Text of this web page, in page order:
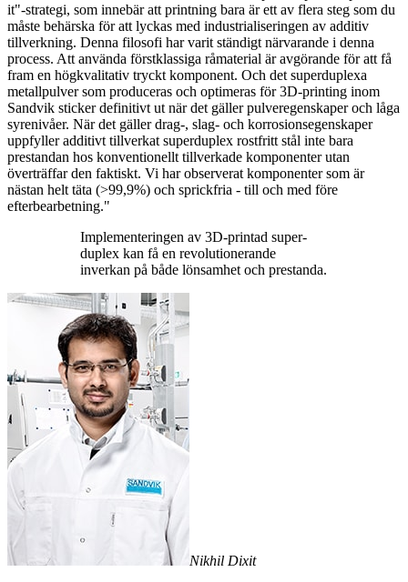
it"-strategi, som innebär att printning bara är ett av flera steg som du
måste behärska för att lyckas med industrialiseringen av additiv
tillverkning. Denna filosofi har varit ständigt närvarande i denna
process. Att använda förstklassiga råmaterial är avgörande för att få
fram en högkvalitativ tryckt komponent. Och det superduplexa
metallpulver som produceras och optimeras för 3D-printing inom
Sandvik sticker definitivt ut när det gäller pulveregenskaper och låga
syrenivåer. När det gäller drag-, slag- och korrosionsegenskaper
uppfyller additivt tillverkat superduplex rostfritt stål inte bara
prestandan hos konventionellt tillverkade komponenter utan
överträffar den faktiskt. Vi har observerat komponenter som är
nästan helt täta (>99,9%) och sprickfria - till och med före
efterbearbetning."
Implementeringen av 3D-printad super-
duplex kan få en revolutionerande
inverkan på både lönsamhet och prestanda.
Nikhil Dixit